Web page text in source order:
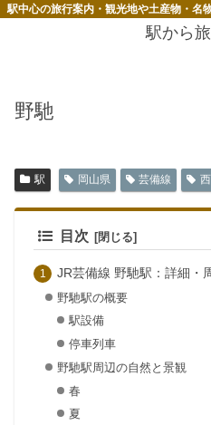
駅中心の旅行案内・観光地や土産物・名
駅から
野馳
駅 岡山県 芸備線
目次
JR芸備線 野馳駅：詳細・
野馳駅の概要
駅設備
停車列車
野馳駅周辺の自然と景観
春
夏